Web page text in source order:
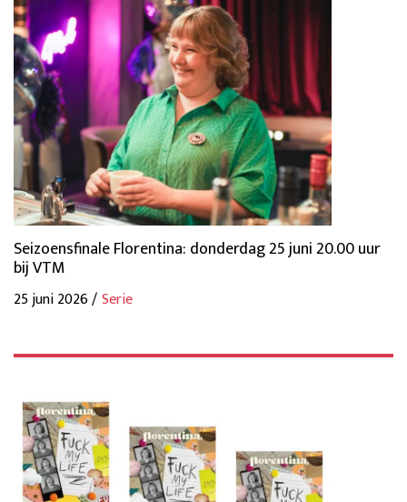
Seizoensfinale Florentina: donderdag 25 juni 20.00 uur
bij VTM
25 juni 2026 /Serie